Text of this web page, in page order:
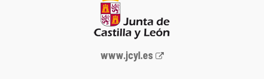
Portail
www.jcyl.es